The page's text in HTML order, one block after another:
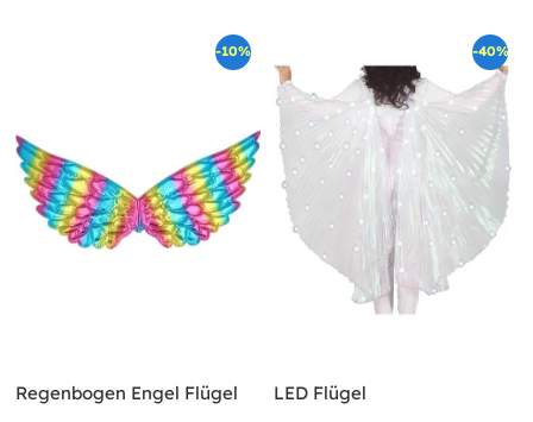
-10%
Regenbogen Engel Flügel
-40%
LED Flügel